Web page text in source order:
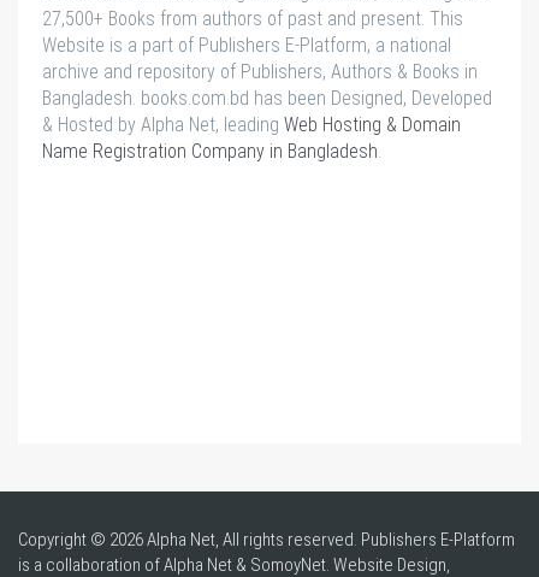
27,500+ Books from authors of past and present. This
Website is a part of Publishers E-Platform, a national
archive and repository of Publishers, Authors & Books in
Bangladesh. books.com.bd has been Designed, Developed
& Hosted by Alpha Net, leading Web Hosting & Domain
Name Registration Company in Bangladesh.
Copyright © 2026 Alpha Net, All rights reserved. Publishers E-Platform
is a collaboration of Alpha Net & SomoyNet. Website Design,